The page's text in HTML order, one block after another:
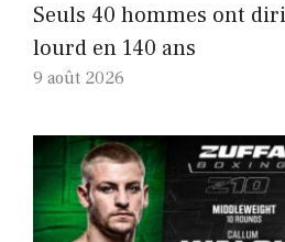
Seuls 40 hommes ont
lourd en 140 ans
9 août 2026